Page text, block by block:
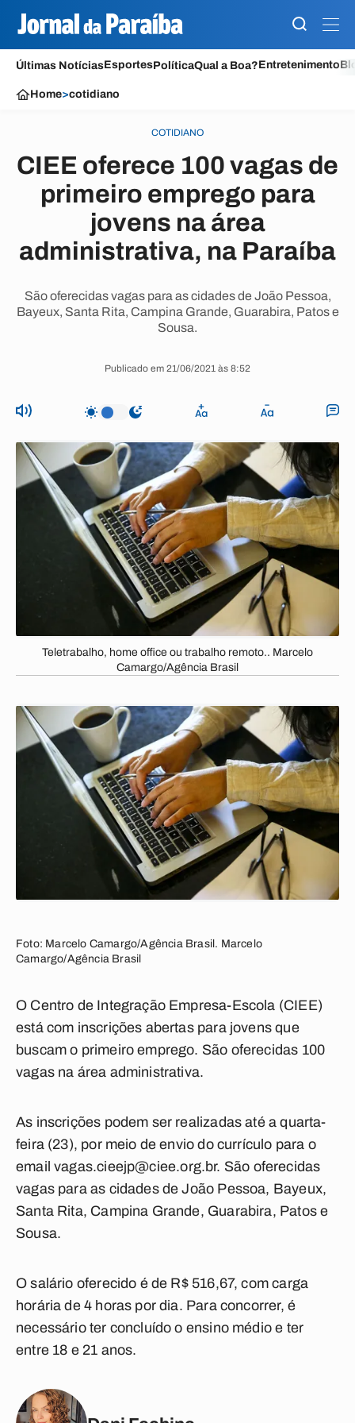
Últimas NotíciasEsportesPolíticaQual a Boa?Entretenimento
Home>cotidiano
COTIDIANO
CIEE oferece 100 vagas de
primeiro emprego para
jovens na área
administrativa, na Paraíba
São oferecidas vagas para as cidades de João Pessoa,
Bayeux, Santa Rita, Campina Grande, Guarabira, Patos e
Sousa.
Publicado em 21/06/2021 às 8:52
Teletrabalho, home office ou trabalho remoto.. Marcelo
Camargo/Agência Brasil
Foto: Marcelo Camargo/Agência Brasil. Marcelo
Camargo/Agência Brasil
O Centro de Integração Empresa-Escola (CIEE)
está com inscrições abertas para jovens que
buscam o primeiro emprego. São oferecidas 100
vagas na área administrativa.
As inscrições podem ser realizadas até a quarta-
feira (23), por meio de envio do currículo para o
emailvagas.cieejp@ciee.org.br. São oferecidas
vagas para as cidades de João Pessoa, Bayeux,
Santa Rita, Campina Grande, Guarabira, Patos e
Sousa.
O salário oferecido é de R$ 516,67, com carga
horária de 4 horas por dia. Para concorrer, é
necessário ter concluído o ensino médio e ter
entre 18 e 21 anos.